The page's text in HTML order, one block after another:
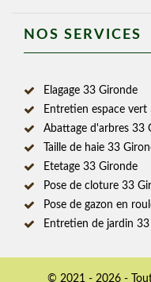
NOS SERVICES
Elagage 33 Gironde
Entretien espace vert
Abattage d'arbres 33
Taille de haie 33
Etetage 33 Gironde
Pose de cloture 33
Pose de gazon en
Entretien de jardin
© 2021 - 2026 -